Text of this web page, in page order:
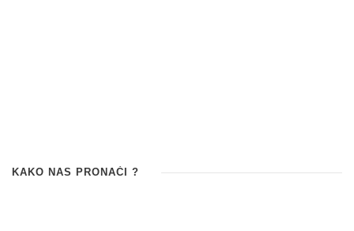
KAKO NAS PRONAĆI ?